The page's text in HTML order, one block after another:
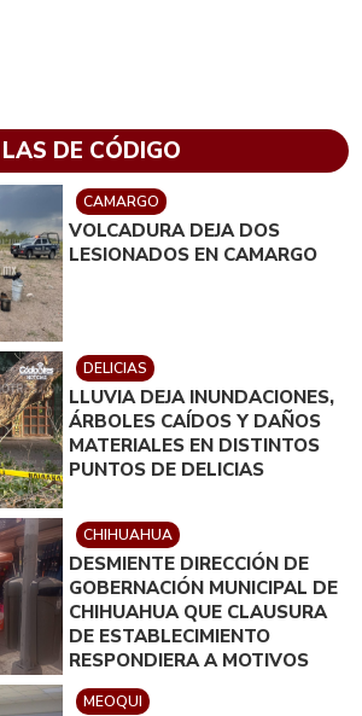
LAS DE CÓDIGO
CAMARGO
VOLCADURA DEJA DOS
LESIONADOS EN CAMARGO
DELICIAS
LLUVIA DEJA INUNDACIONES,
ÁRBOLES CAÍDOS Y DAÑOS
MATERIALES EN DISTINTOS
PUNTOS DE DELICIAS
CHIHUAHUA
DESMIENTE DIRECCIÓN DE
GOBERNACIÓN MUNICIPAL DE
CHIHUAHUA QUE CLAUSURA
DE ESTABLECIMIENTO
RESPONDIERA A MOTIVOS
POLÍTICOS
MEOQUI